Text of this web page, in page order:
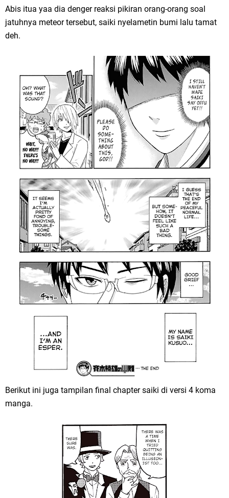
Abis itua yaa dia denger reaksi pikiran orang-orang soal
jatuhnya meteor tersebut, saiki nyelametin bumi lalu tamat
deh.
Berikut ini juga tampilan final chapter saiki di versi 4 koma
manga.